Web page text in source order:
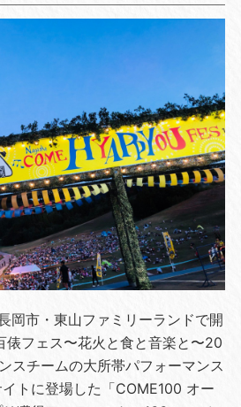
岡市・東山ファミリーランドで開
俵フェス〜花火と食と音楽と〜20
スチームの大所帯パフォーマンス
トに登場した「COME100 オー